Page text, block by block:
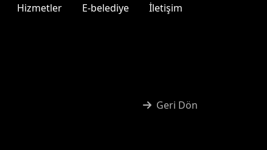
Hizmetler E-belediye İletişim
Geri Dön